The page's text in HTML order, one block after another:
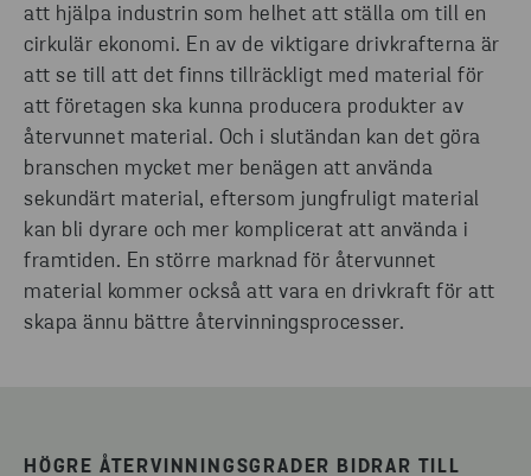
att hjälpa industrin som helhet att ställa om till en
cirkulär ekonomi. En av de viktigare drivkrafterna är
att se till att det finns tillräckligt med material för
att företagen ska kunna producera produkter av
återvunnet material. Och i slutändan kan det göra
branschen mycket mer benägen att använda
sekundärt material, eftersom jungfruligt material
kan bli dyrare och mer komplicerat att använda i
framtiden. En större marknad för återvunnet
material kommer också att vara en drivkraft för att
skapa ännu bättre återvinningsprocesser.
HÖGRE ÅTERVINNINGSGRADER BIDRAR TILL